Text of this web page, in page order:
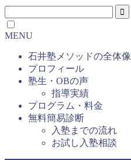
MENU
石井塾メソッドの全体像
プロフィール
塾生・OBの声
指導実績
プログラム・料金
無料簡易診断
入塾までの流れ
お試し入塾相談